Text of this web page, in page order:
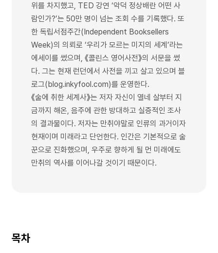
위를 차지했고, TED 강연 ‘악덕 정상배란 어떤 사
람인가?’는 50만 명이 넘는 조회 수를 기록했다. 또
한 독립서점주간(Independent Booksellers
Week)의 의뢰로 ‘우리가 모르는 미지의 세계’라는
에세이를 썼으며, 《콜린스 영어사전》의 서문을 썼
다. 그는 현재 런던에서 사전을 끼고 살고 있으며 블
로그(blog.inkyfool.com)를 운영한다.
《술에 취한 세계사》는 저자 자신이 열네 살부터 지
금까지 해온, 음주에 관한 방대하고 실증적인 조사
의 결과물이다. 저자는 만취야말로 인류의 과거이자
현재이며 미래라고 단언한다. 인간은 기본적으로 술
꾼으로 진화했으며, 우주로 향하게 될 먼 미래에도
만취의 역사를 이어나갈 것이기 때문이다.
목차